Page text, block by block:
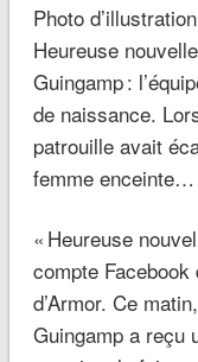
Photo
Heureuse
Guingamp :
de naissance.
patrouille avait
femme enceinte…
« Heureuse
compte
d’Armor. Ce
Guingamp a reçu